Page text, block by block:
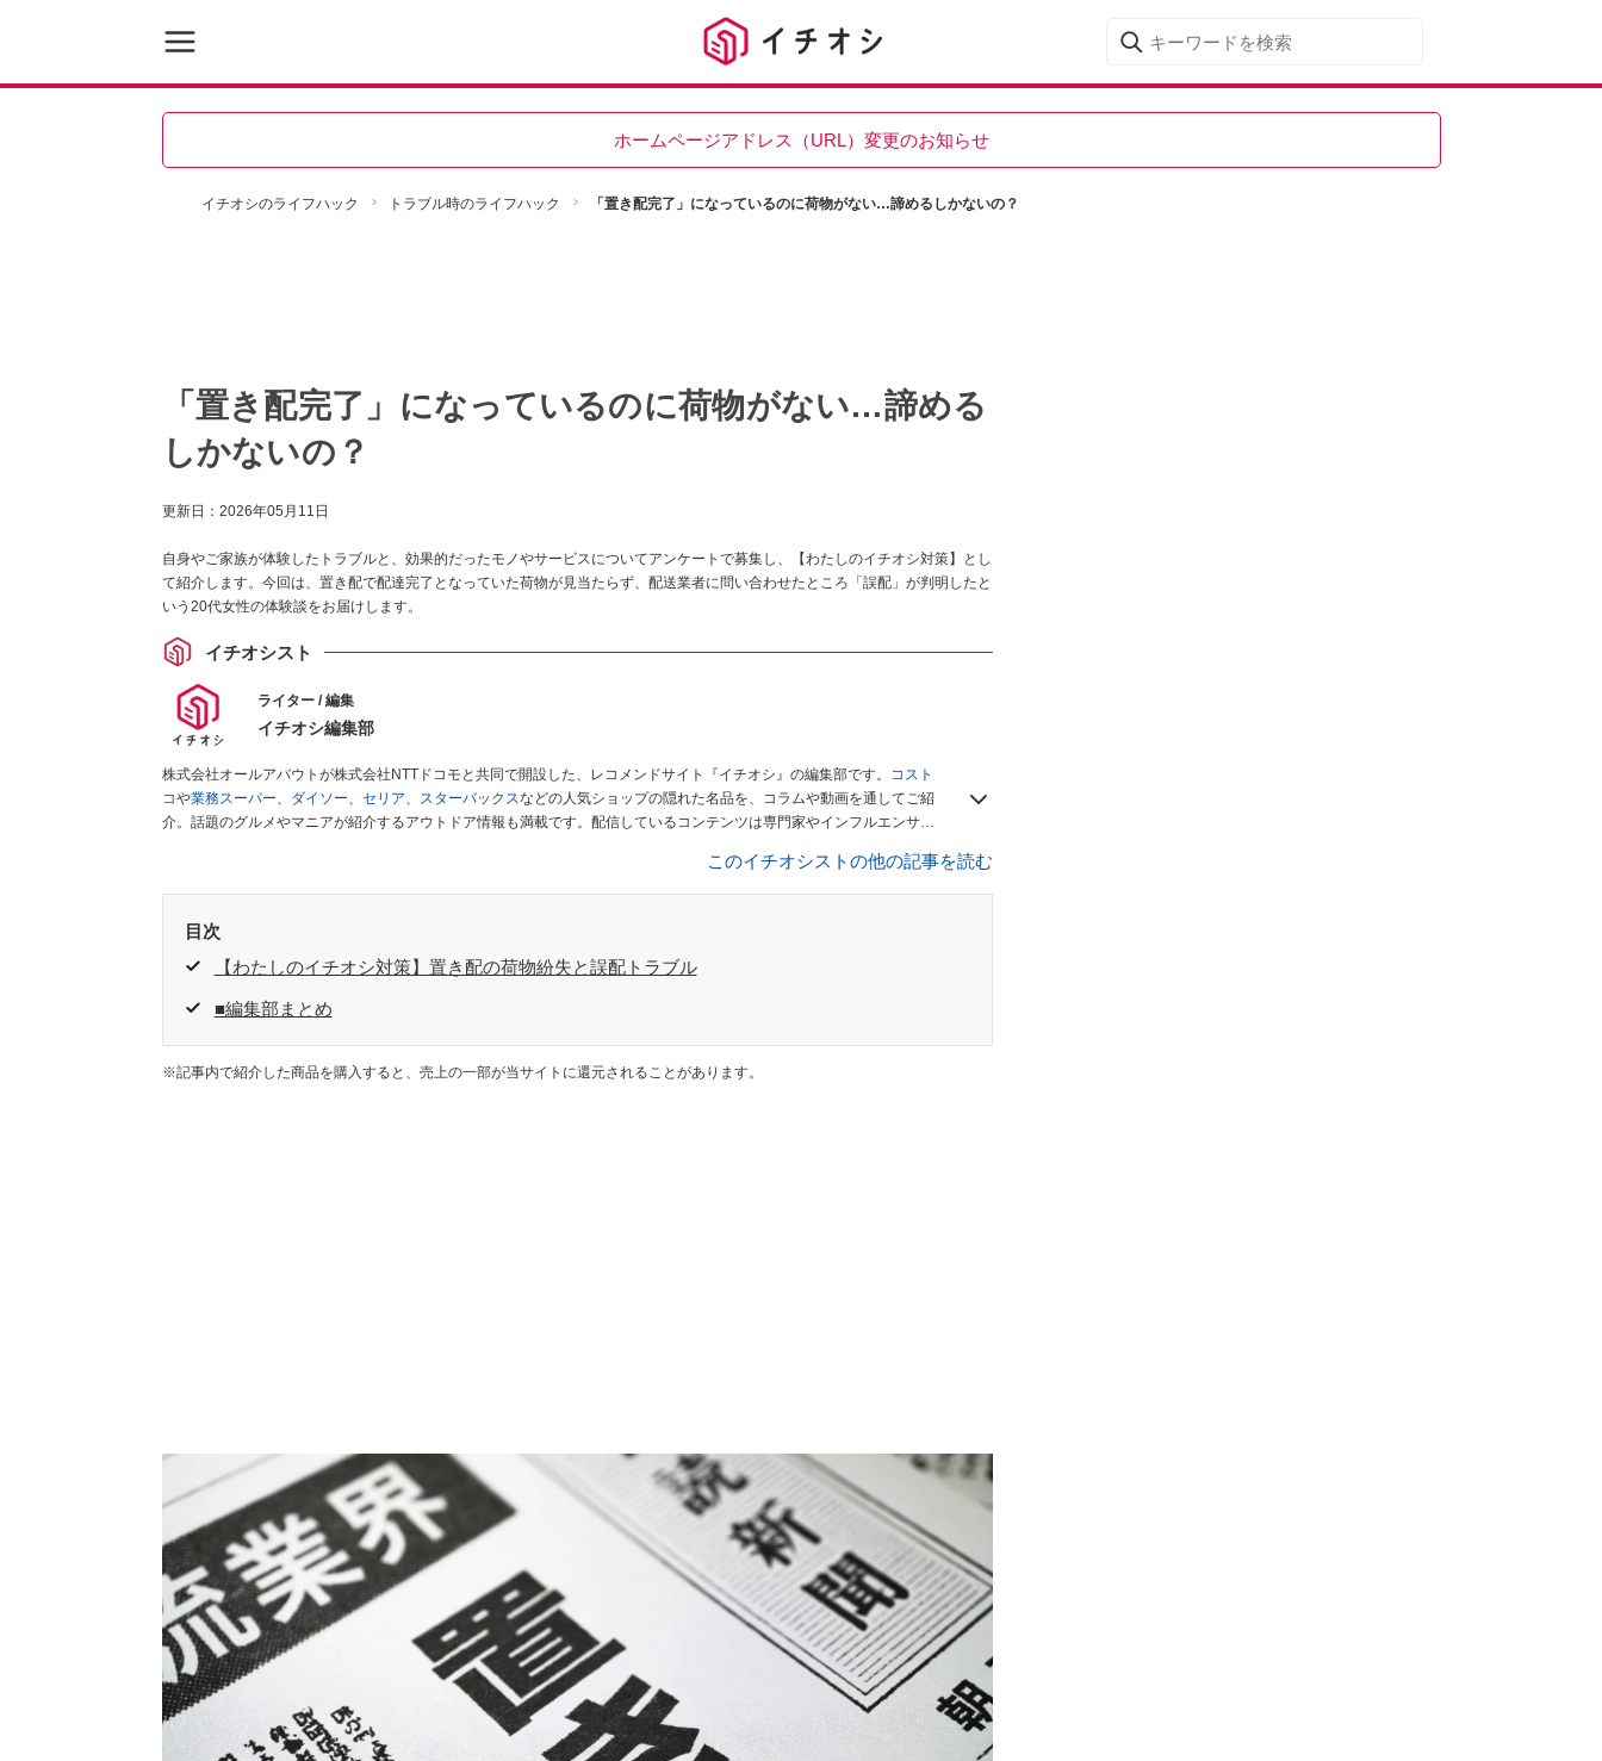
ホームページアドレス（URL）変更のお知らせ
イチオシのライフハック トラブル時のライフハック 「置き配完了」になっているのに荷物がない…諦めるしかないの？
「置き配完了」になっているのに荷物がない…諦める
しかないの？
更新日： 2026年05月11日
自身やご家族が体験したトラブルと、効果的だったモノやサービスについてアンケートで募集し、【わたしのイチオシ対策】とし
て紹介します。今回は、置き配で配達完了となっていた荷物が見当たらず、配送業者に問い合わせたところ「誤配」が判明したと
いう20代女性の体験談をお届けします。
イチオシスト
ライター / 編集
イチオシ編集部
株式会社オールアバウトが株式会社NTTドコモと共同で開設した、レコメンドサイト『イチオシ』の編集部です。
コスト
コや業務スーパー、 ダイソー、 セリア、 スターバックスなどの人気ショップの隠れた名品を、コラムや動画を通してご紹
介。話題のグルメやマニアが紹介するアウトドア情報も満載です。配信しているコンテンツは専門家やインフルエンサー
このイチオシストの他の記事を読む
目次
【わたしのイチオシ対策】置き配の荷物紛失と誤配トラブル
■編集部まとめ
※記事内で紹介した商品を購入すると、売上の一部が当サイトに還元されることがあります。